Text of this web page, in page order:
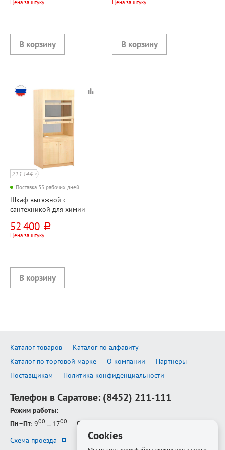
Цена за штуку Цена за штуку
211344
Поставка 35 рабочих дней
Шкаф вытяжной с
сантехникой для химии
52 400 руб.
Цена за штуку
Каталог товаров
Каталог по алфавиту
Каталог по торговой марке
О компании
Партнеры
Поставщикам
Политика конфиденциальности
Телефон в Саратове: (8452) 211-111
Режим работы:
Пн–Пт: 900 .. 1700 Сб–Вс
Схема проезда
Cookies